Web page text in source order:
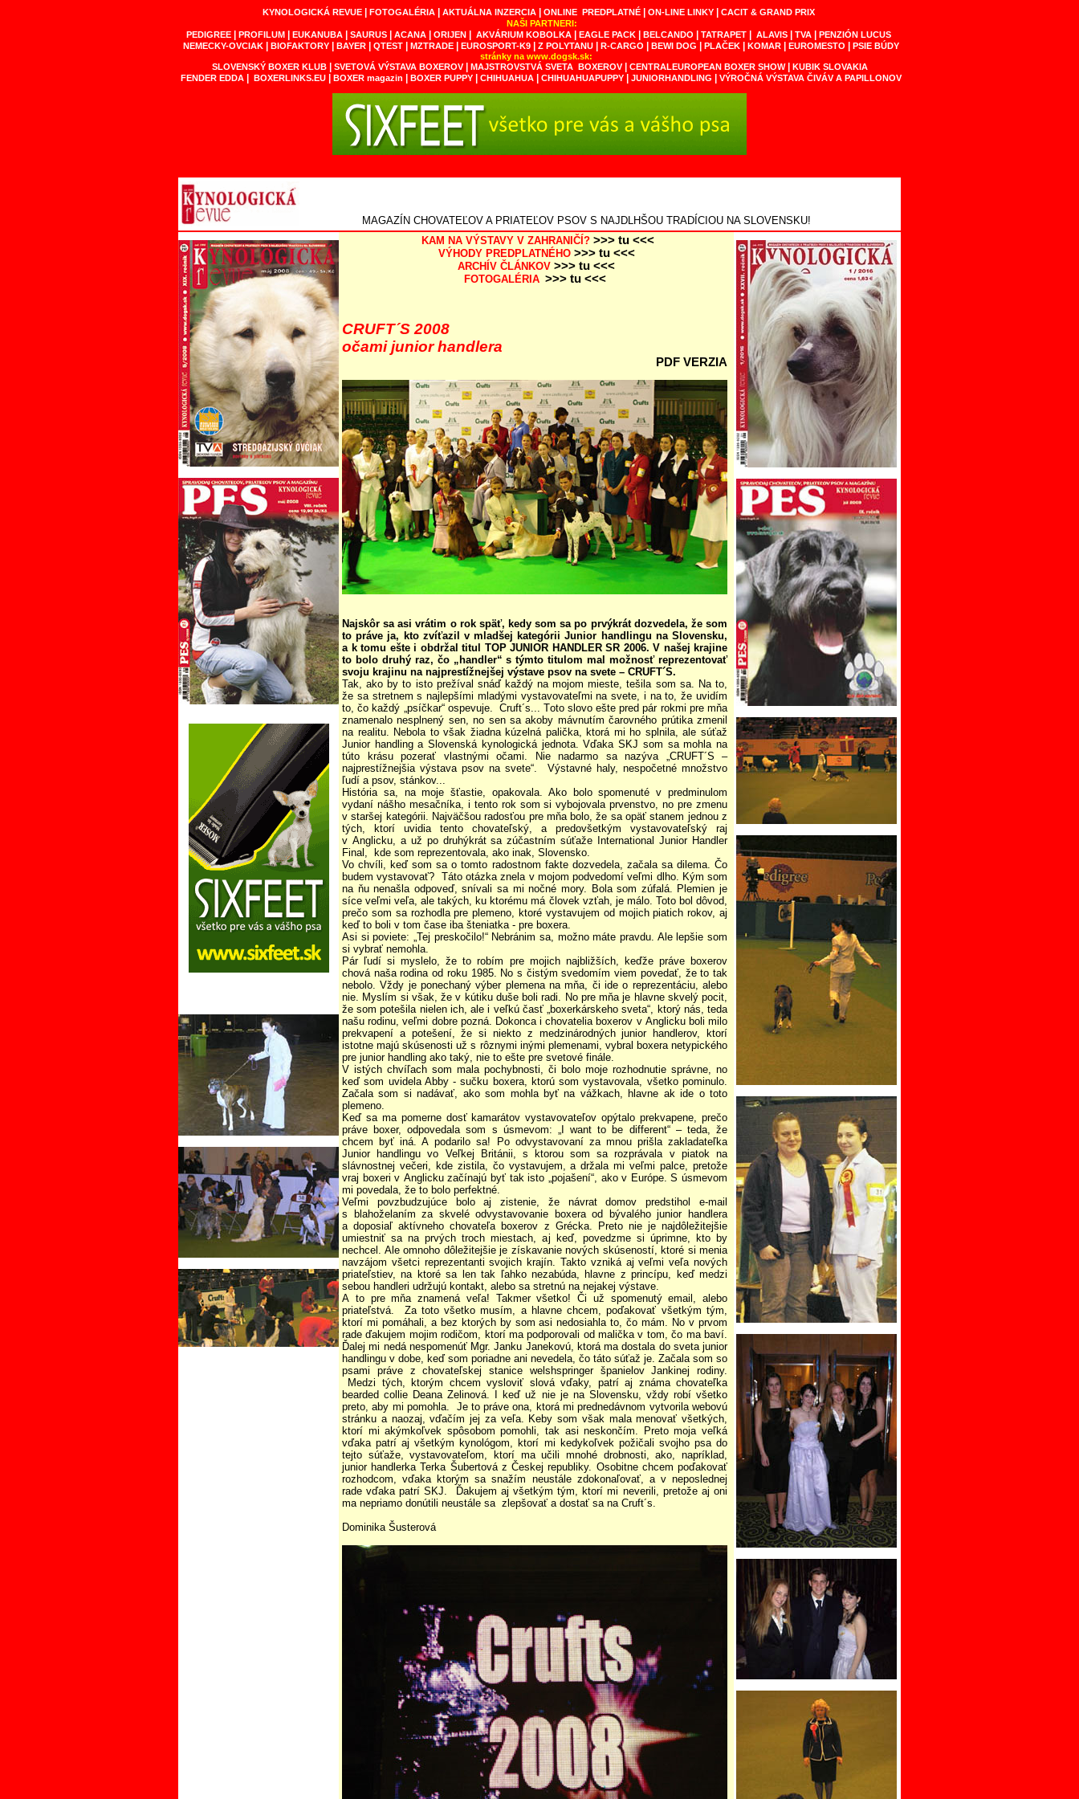
KYNOLOGICKÁ REVUE| FOTOGALÉRIA| AKTUÁLNA INZERCIA| ONLINE PREDPLATNÉ| ON-LINE LINKY
CACIT & GRAND PRIX
NAŠI PARTNERI:
PEDIGREE| PROFILUM| EUKANUBA| SAURUS| ACANA| ORIJEN| AKVÁRIUM KOBOLKA| EAGLE PACK| BELCANDO TATRAPET| ALAVIS| TVA|
PENZIÓN LUCUS
NEMECKY-OVCIAK| BIOFAKTORY BAYER QTEST MZTRADE EUROSPORT-K9 Z POLYTANU| R-CARGO BEWI DOG PLAČEK| KOMAR EUROMESTO
PSIE BÚDY
stránky na www.dogsk.sk:
SLOVENSKÝ BOXER KLUB
SVETOVÁ VÝSTAVA BOXEROV MAJSTROVSTVÁ SVETA BOXEROV CENTRALEUROPEAN BOXER SHOW|
KUBIK SLOVAKIA
FENDER EDDA
BOXERLINKS.EU| BOXER magazin BOXER PUPPY| CHIHUAHUA| CHIHUAHUAPUPPY| JUNIORHANDLING VÝROČNÁ VÝSTAVA ČIVÁV A PAPILLONOV
MAGAZÍN CHOVATEĽOV A PRIATEĽOV PSOV S NAJDLHŠOU TRADÍCIOU NA SLOVENSKU!
KAM NA VÝSTAVY V ZAHRANIČÍ? >>> tu <<<
VÝHODY PREDPLATNÉHO >>> tu <<<
ARCHÍV ČLÁNKOV >>> tu <<<
FOTOGALÉRIA >>> tu <<<
CRUFT´S 2008
očami junior handlera
PDF VERZIA
Najskôr sa asi vrátim o rok späť, kedy som sa po prvýkrát dozvedela, že som
to práve ja, kto zvíťazil v mladšej kategórii Junior handlingu na Slovensku,
a k tomu ešte i obdržal titul TOP JUNIOR HANDLER SR 2006. V našej krajine
to bolo druhý raz, čo „handler“ s týmto titulom mal možnosť reprezentovať
svoju krajinu na najprestížnejšej výstave psov na svete – CRUFT´S.
Tak, ako by to isto prežíval snáď každý na mojom mieste, tešila som sa. Na to,
že sa stretnem s najlepšími mladými vystavovateľmi na svete, i na to, že uvidím
to, čo každý „psíčkar“ ospevuje. Cruft´s... Toto slovo ešte pred pár rokmi pre mňa
znamenalo nesplnený sen, no sen sa akoby mávnutím čarovného prútika zmenil
na realitu. Nebola to však žiadna kúzelná palička, ktorá mi ho splnila, ale súťaž
Junior handling a Slovenská kynologická jednota. Vďaka SKJ som sa mohla na
túto krásu pozerať vlastnými očami. Nie nadarmo sa nazýva „CRUFT´S –
najprestížnejšia výstava psov na svete“. Výstavné haly, nespočetné množstvo
ľudí a psov, stánkov...
História sa, na moje šťastie, opakovala. Ako bolo spomenuté v predminulom
vydaní nášho mesačníka, i tento rok som si vybojovala prvenstvo, no pre zmenu
v staršej kategórii. Najväčšou radosťou pre mňa bolo, že sa opäť stanem jednou z
tých, ktorí uvidia tento chovateľský, a predovšetkým vystavovateľský raj
v Anglicku, a už po druhýkrát sa zúčastním súťaže International Junior Handler
Final, kde som reprezentovala, ako inak, Slovensko.
Vo chvíli, keď som sa o tomto radostnom fakte dozvedela, začala sa dilema. Čo
budem vystavovať? Táto otázka znela v mojom podvedomí veľmi dlho. Kým som
na ňu nenašla odpoveď, snívali sa mi nočné mory. Bola som zúfalá. Plemien je
síce veľmi veľa, ale takých, ku ktorému má človek vzťah, je málo. Toto bol dôvod,
prečo som sa rozhodla pre plemeno, ktoré vystavujem od mojich piatich rokov, aj
keď to boli v tom čase iba šteniatka - pre boxera.
Asi si poviete: „Tej preskočilo!“ Nebránim sa, možno máte pravdu. Ale lepšie som
si vybrať nemohla.
Pár ľudí si myslelo, že to robím pre mojich najbližších, keďže práve boxerov
chová naša rodina od roku 1985. No s čistým svedomím viem povedať, že to tak
nebolo. Vždy je ponechaný výber plemena na mňa, či ide o reprezentáciu, alebo
nie. Myslím si však, že v kútiku duše boli radi. No pre mňa je hlavne skvelý pocit,
že som potešila nielen ich, ale i veľkú časť „boxerkárskeho sveta“, ktorý nás, teda
našu rodinu, veľmi dobre pozná. Dokonca i chovatelia boxerov v Anglicku boli milo
prekvapení a potešení, že si niekto z medzinárodných junior handlerov, ktorí
istotne majú skúsenosti už s rôznymi inými plemenami, vybral boxera netypického
pre junior handling ako taký, nie to ešte pre svetové finále.
V istých chvíľach som mala pochybnosti, či bolo moje rozhodnutie správne, no
keď som uvidela Abby - sučku boxera, ktorú som vystavovala, všetko pominulo.
Začala som si nadávať, ako som mohla byť na vážkach, hlavne ak ide o toto
plemeno.
Keď sa ma pomerne dosť kamarátov vystavovateľov opýtalo prekvapene, prečo
práve boxer, odpovedala som s úsmevom: „I want to be different“ – teda, že
chcem byť iná. A podarilo sa! Po odvystavovaní za mnou prišla zakladateľka
Junior handlingu vo Veľkej Británii, s ktorou som sa rozprávala v piatok na
slávnostnej večeri, kde zistila, čo vystavujem, a držala mi veľmi palce, pretože
vraj boxeri v Anglicku začínajú byť tak isto „pojašení“, ako v Európe. S úsmevom
mi povedala, že to bolo perfektné.
Veľmi povzbudzujúce bolo aj zistenie, že návrat domov predstihol e-mail
s blahoželaním za skvelé odvystavovanie boxera od bývalého junior handlera
a doposiaľ aktívneho chovateľa boxerov z Grécka. Preto nie je najdôležitejšie
umiestniť sa na prvých troch miestach, aj keď, povedzme si úprimne, kto by
nechcel. Ale omnoho dôležitejšie je získavanie nových skúseností, ktoré si menia
navzájom všetci reprezentanti svojich krajín. Takto vzniká aj veľmi veľa nových
priateľstiev, na ktoré sa len tak ľahko nezabúda, hlavne z princípu, keď medzi
sebou handleri udržujú kontakt, alebo sa stretnú na nejakej výstave.
A to pre mňa znamená veľa! Takmer všetko! Či už spomenutý email, alebo
priateľstvá. Za toto všetko musím, a hlavne chcem, poďakovať všetkým tým,
ktorí mi pomáhali, a bez ktorých by som asi nedosiahla to, čo mám. No v prvom
rade ďakujem mojim rodičom, ktorí ma podporovali od malička v tom, čo ma baví.
Ďalej mi nedá nespomenúť Mgr. Janku Janekovú, ktorá ma dostala do sveta junior
handlingu v dobe, keď som poriadne ani nevedela, čo táto súťaž je. Začala som so
psami práve z chovateľskej stanice welshspringer španielov Jankinej rodiny.
Medzi tých, ktorým chcem vysloviť slová vďaky, patrí aj známa chovateľka
bearded collie Deana Zelinová. I keď už nie je na Slovensku, vždy robí všetko
preto, aby mi pomohla. Je to práve ona, ktorá mi prednedávnom vytvorila webovú
stránku a naozaj, vďačím jej za veľa. Keby som však mala menovať všetkých,
ktorí mi akýmkoľvek spôsobom pomohli, tak asi neskončím. Preto moja veľká
vďaka patrí aj všetkým kynológom, ktorí mi kedykoľvek požičali svojho psa do
tejto súťaže, vystavovateľom, ktorí ma učili mnohé drobnosti, ako, napríklad,
junior handlerka Terka Šubertová z Českej republiky. Osobitne chcem poďakovať
rozhodcom, vďaka ktorým sa snažím neustále zdokonaľovať, a v neposlednej
rade vďaka patrí SKJ. Ďakujem aj všetkým tým, ktorí mi neverili, pretože aj oni
ma nepriamo donútili neustále sa zlepšovať a dostať sa na Cruft´s.
Dominika Šusterová